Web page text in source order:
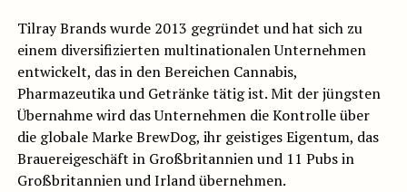
Tilray Brands wurde 2013 gegründet und hat sich zu
einem diversifizierten multinationalen Unternehmen
entwickelt, das in den Bereichen Cannabis,
Pharmazeutika und Getränke tätig ist. Mit der jüngsten
Übernahme wird das Unternehmen die Kontrolle über
die globale Marke BrewDog, ihr geistiges Eigentum, das
Brauereigeschäft in Großbritannien und 11 Pubs in
Großbritannien und Irland übernehmen.